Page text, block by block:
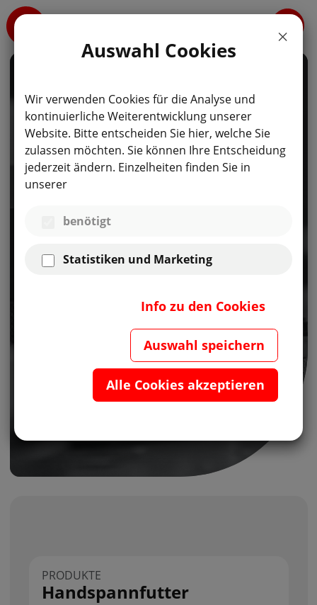
Lösungen für
Messtechnik und
Feinmechanik
PRODUKTE
Handspannfutter
Auswahl Cookies
Wir verwenden Cookies für die Analyse und
kontinuierliche Weiterentwicklung unserer
Website. Bitte entscheiden Sie hier, welche Sie
zulassen möchten. Sie können Ihre Entscheidung
jederzeit ändern. Einzelheiten finden Sie in
unserer
benötigt
Statistiken und Marketing
Info zu den Cookies
Auswahl speichern
Alle Cookies akzeptieren